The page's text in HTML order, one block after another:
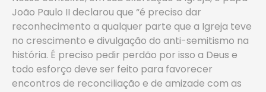
João Paulo II declarou que “é preciso dar
reconhecimento a qualquer parte que a Igreja teve
no crescimento e divulgação do anti-semitismo na
história. É preciso pedir perdão por isso a Deus e
todo esforço deve ser feito para favorecer
encontros de reconciliação e de amizade com as